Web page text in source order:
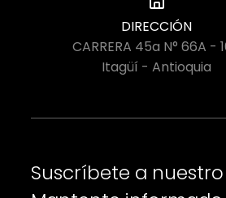
DIRECCIÓN
CARRERA 45a N° 66A -
Itagüí - Antioquia
Suscríbete a